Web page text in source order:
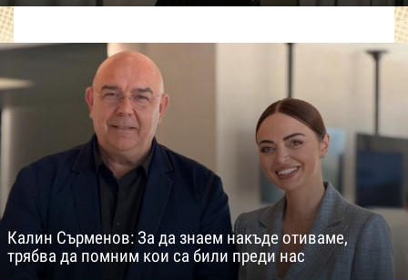
Калин Сърменов: За да знаем накъде отиваме,
трябва да помним кои са били преди нас